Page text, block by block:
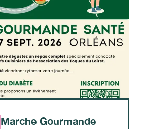
Marche Gourmande